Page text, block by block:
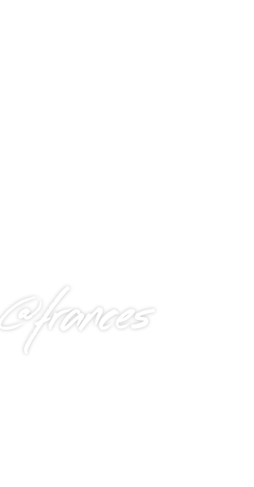
@frances